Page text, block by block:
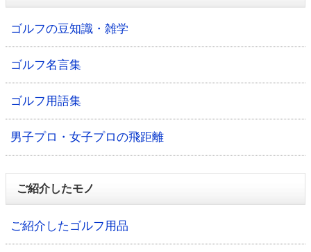
ゴルフの豆知識・雑学
ゴルフ名言集
ゴルフ用語集
男子プロ・女子プロの飛距離
ご紹介したモノ
ご紹介したゴルフ用品